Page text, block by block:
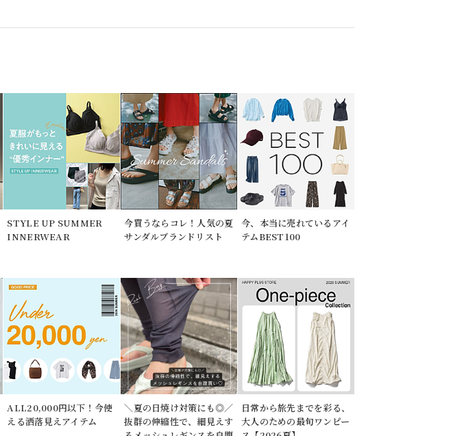
STYLE UP SUMMER
INNERWEAR
今買うならコレ！人気の夏
サンダルブランドリスト
今、本当に売れているアイ
テムBEST100
ALL20,000円以下！今使
える洒落見えアイテム
＼夏の日焼け対策にも◎／
抜群の伸縮性で、細見えす
日常から旅先までを彩る、
大人のための最旬ワンピー